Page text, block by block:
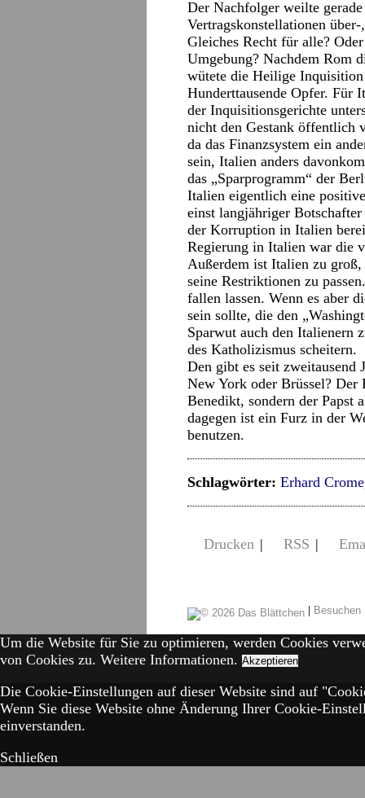
Der Nachfolger weilte
Vertragskonstellationen
Gleiches Recht für alle?
Umgebung? Nachdem Rom
wütete die Heilige
Hunderttausende Opfer. Für
der Inquisitionsgerichte
nicht den Gestank öffentlich
da das Finanzsystem ein
sein, Italien anders
das „Sparprogramm“ der
Italien eigentlich eine
einst langjähriger
der Korruption in Italien
Regierung in Italien war die
Außerdem ist Italien zu
seine Restriktionen zu
fallen lassen. Wenn es aber
sein sollte, die den
Sparwut auch den Italienern
des Katholizismus scheitern.
Den gibt es seit zweitausend
New York oder Brüssel?
Benedikt, sondern der Papst
dagegen ist ein Furz in der
benutzen.
Schlagwörter: Erhard Crome
Drucken | RSS |
|
Um die Website für Sie zu optimieren, werden Cookies
von Cookies zu. Weitere Informationen. Akzeptieren
Die Cookie-Einstellungen auf dieser Website sind auf
Wenn Sie diese Website ohne Änderung Ihrer Cookie-
einverstanden.
Schließen